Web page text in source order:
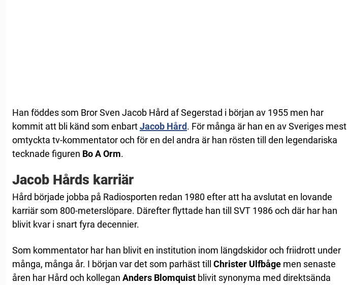
Han föddes som Bror Sven Jacob Hård af Segerstad i början av 1955 men har
kommit att bli känd som enbartJacob Hård. För många är han en av Sveriges mest
omtyckta tv-kommentator och för en del andra är han rösten till den legendariska
tecknade figuren Bo A Orm.
Jacob Hårds karriär
Hård började jobba på Radiosporten redan 1980 efter att ha avslutat en lovande
karriär som 800-meterslöpare. Därefter flyttade han till SVT 1986 och där har han
blivit kvar i snart fyra decennier.
Som kommentator har han blivit en institution inom längdskidor och friidrott under
många, många år. I början var det som parhäst till Christer Ulfbåge men senaste
åren har Hård och kollegan Anders Blomquist blivit synonyma med direktsända